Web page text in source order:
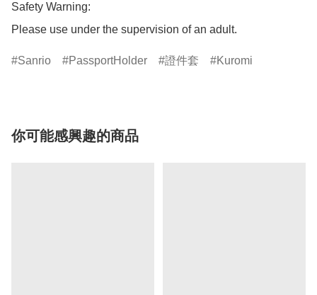
Safety Warning:
Please use under the supervision of an adult.
Sanrio PassportHolder 證件套 Kuromi
你可能感興趣的商品